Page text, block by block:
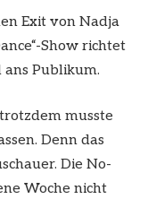
Exit von Nadja
Show richtet
Publikum.
musste
Denn das
Die No-
Woche nicht